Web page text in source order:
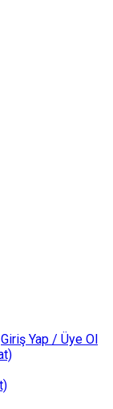
Giriş Yap / Üye Ol